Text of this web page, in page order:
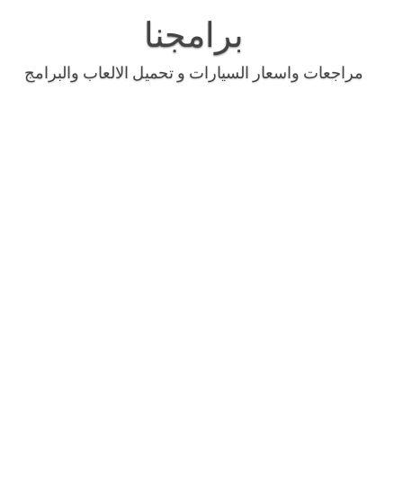
برامجنا
مراجعات واسعار السيارات و تحميل الالعاب والبرامج